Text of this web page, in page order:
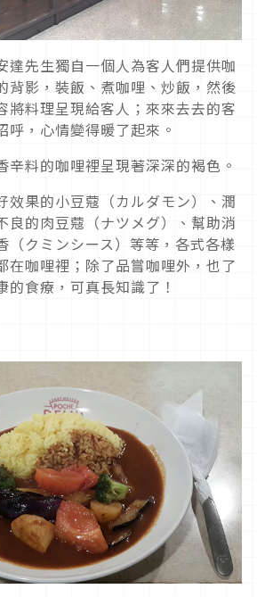
達先生獨自一個人為客人們提供咖
背影，裝飯、煮咖哩、炒飯，然後
將料理呈現給客人；來來去去的客
呼，心情變得暖了起來。
辛料的咖哩裡呈現著深深的褐色。
效果的小豆蔻（カルダモン）、潤
良的肉豆蔻（ナツメグ）、幫助消
（クミンシース）等等，各式各樣
在咖哩裡；除了品嘗咖哩外，也了
食療，可真長知識了！